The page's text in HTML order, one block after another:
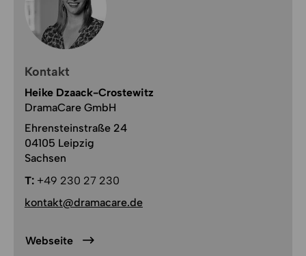
Kontakt
Heike Dzaack-Crostewitz
DramaCare GmbH
Ehrensteinstraße 24
04105 Leipzig
Sachsen
T: +49 230 27 230
kontakt@dramacare.de
Webseite